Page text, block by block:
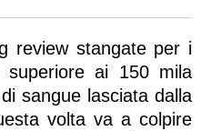
review stangate per i
ai 150 mila
sangue lasciata dalla
volta va a colpire